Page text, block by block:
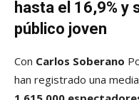
hasta el 16,9% y
público joven
Con Carlos Soberano
han registrado una